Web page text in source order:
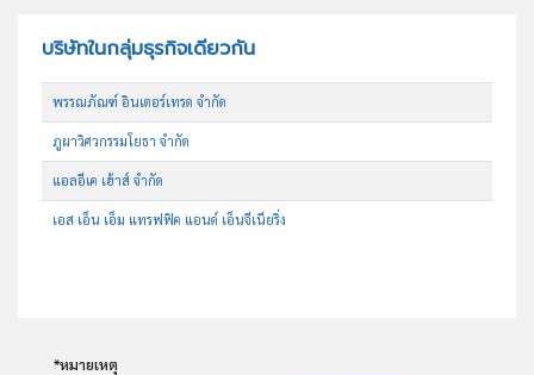
บริษัทในกลุ่มธุรกิจเดียวกัน
พรรณภัณฑ์ อินเตอร์เทรด จำกัด
ภูผาวิศวกรรมโยธา จำกัด
แอลอีเค เฮ้าส์ จำกัด
เอส เอ็น เอ็ม แทรฟฟิค แอนด์ เอ็นจีเนียริ่ง
*หมายเหตุ